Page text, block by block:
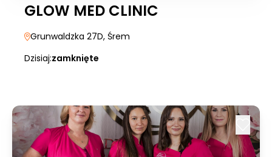
GLOW MED CLINIC
Grunwaldzka 27D, Śrem
Dzisiaj:zamknięte